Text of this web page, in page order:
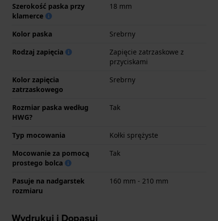
Szerokość paska przy
klamerce
18 mm
Kolor paska
Srebrny
Rodzaj zapięcia
Zapięcie zatrzaskowe z
przyciskami
Kolor zapięcia
zatrzaskowego
Srebrny
Rozmiar paska według
HWG?
Tak
Typ mocowania
Kołki sprężyste
Mocowanie za pomocą
prostego bolca
Tak
Pasuje na nadgarstek
rozmiaru
160 mm - 210 mm
Wydrukuj i Dopasuj